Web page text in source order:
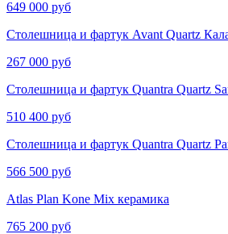
649 000 руб
Столешница и фартук Avant Quartz
267 000 руб
Столешница и фартук Quantra Quartz
510 400 руб
Столешница и фартук Quantra Quartz
566 500 руб
Atlas Plan Kone Mix керамика
765 200 руб